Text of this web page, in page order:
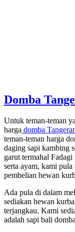
Domba
Untuk teman-teman
harga domba
teman-teman harga
daging sapi kambing
garut termahal
serta ayam, kami pula
pembelian hewan
Ada pula di dalam
sediakan hewan
terjangkau. Kami
adalah sapi bali